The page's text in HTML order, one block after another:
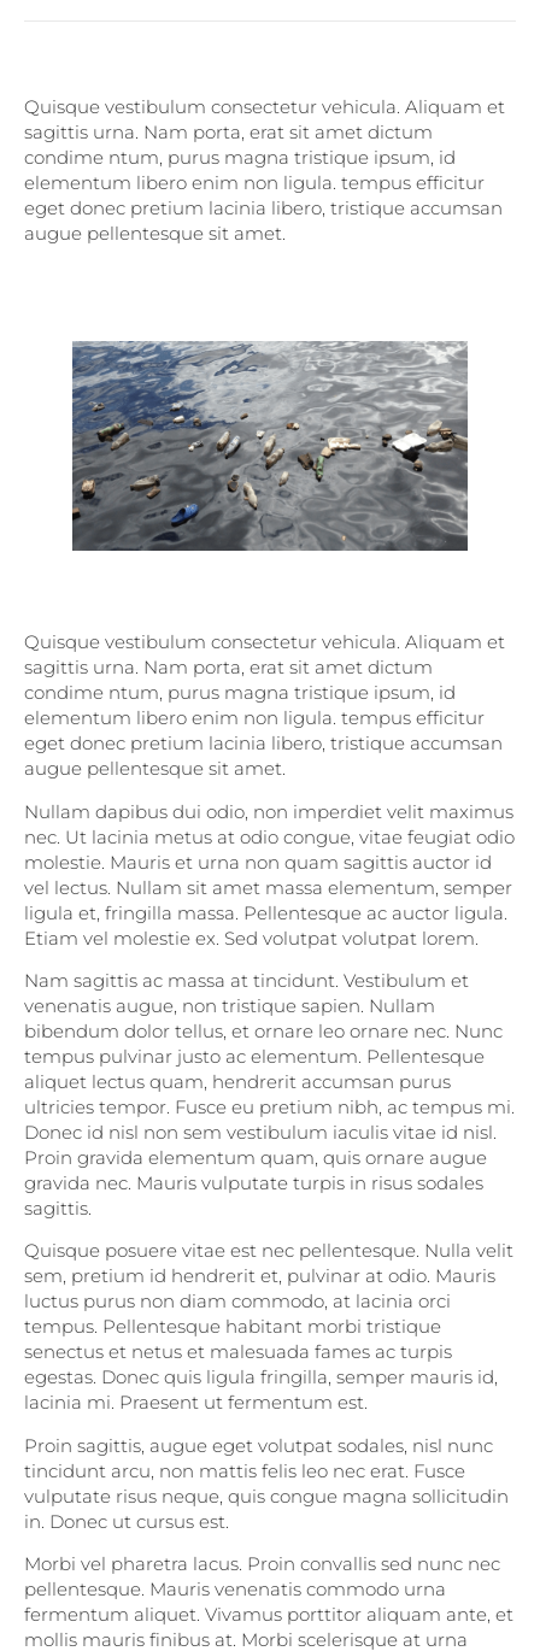
Quisque vestibulum consectetur vehicula. Aliquam et
sagittis urna. Nam porta, erat sit amet dictum
condime ntum, purus magna tristique ipsum, id
elementum libero enim non ligula. tempus efficitur
eget donec pretium lacinia libero, tristique accumsan
augue pellentesque sit amet.
Quisque vestibulum consectetur vehicula. Aliquam et
sagittis urna. Nam porta, erat sit amet dictum
condime ntum, purus magna tristique ipsum, id
elementum libero enim non ligula. tempus efficitur
eget donec pretium lacinia libero, tristique accumsan
augue pellentesque sit amet.
Nullam dapibus dui odio, non imperdiet velit maximus
nec. Ut lacinia metus at odio congue, vitae feugiat odio
molestie. Mauris et urna non quam sagittis auctor id
vel lectus. Nullam sit amet massa elementum, semper
ligula et, fringilla massa. Pellentesque ac auctor ligula.
Etiam vel molestie ex. Sed volutpat volutpat lorem.
Nam sagittis ac massa at tincidunt. Vestibulum et
venenatis augue, non tristique sapien. Nullam
bibendum dolor tellus, et ornare leo ornare nec. Nunc
tempus pulvinar justo ac elementum. Pellentesque
aliquet lectus quam, hendrerit accumsan purus
ultricies tempor. Fusce eu pretium nibh, ac tempus mi.
Donec id nisl non sem vestibulum iaculis vitae id nisl.
Proin gravida elementum quam, quis ornare augue
gravida nec. Mauris vulputate turpis in risus sodales
sagittis.
Quisque posuere vitae est nec pellentesque. Nulla velit
sem, pretium id hendrerit et, pulvinar at odio. Mauris
luctus purus non diam commodo, at lacinia orci
tempus. Pellentesque habitant morbi tristique
senectus et netus et malesuada fames ac turpis
egestas. Donec quis ligula fringilla, semper mauris id,
lacinia mi. Praesent ut fermentum est.
Proin sagittis, augue eget volutpat sodales, nisl nunc
tincidunt arcu, non mattis felis leo nec erat. Fusce
vulputate risus neque, quis congue magna sollicitudin
in. Donec ut cursus est.
Morbi vel pharetra lacus. Proin convallis sed nunc nec
pellentesque. Mauris venenatis commodo urna
fermentum aliquet. Vivamus porttitor aliquam ante, et
mollis mauris finibus at. Morbi scelerisque at urna